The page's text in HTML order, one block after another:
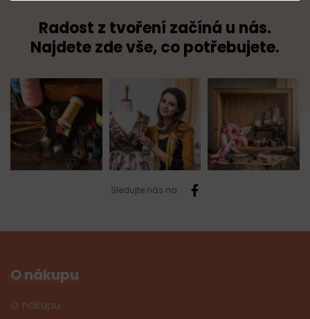
Radost z tvoření začíná u nás.
Najdete zde vše, co potřebujete.
Sledujte nás na
O nákupu
O nákupu